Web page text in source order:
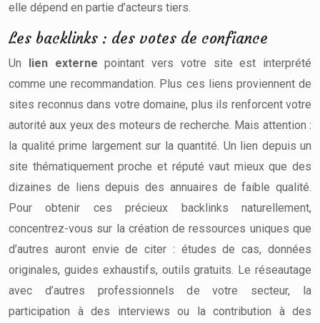
elle dépend en partie d’acteurs tiers.
Les backlinks : des votes de confiance
Un lien externe pointant vers votre site est interprété
comme une recommandation. Plus ces liens proviennent de
sites reconnus dans votre domaine, plus ils renforcent votre
autorité aux yeux des moteurs de recherche. Mais attention :
la qualité prime largement sur la quantité. Un lien depuis un
site thématiquement proche et réputé vaut mieux que des
dizaines de liens depuis des annuaires de faible qualité.
Pour obtenir ces précieux backlinks naturellement,
concentrez-vous sur la création de ressources uniques que
d’autres auront envie de citer : études de cas, données
originales, guides exhaustifs, outils gratuits. Le réseautage
avec d’autres professionnels de votre secteur, la
participation à des interviews ou la contribution à des